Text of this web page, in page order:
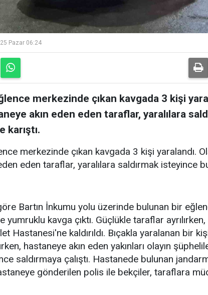
Pazar 06:24
merkezinde çıkan kavgada 3 kişi
akın eden eden taraflar, yaralılara
karıştı.
merkezinde çıkan kavgada 3 kişi yaralandı.
eden taraflar, yaralılara saldırmak isteyince
Bartın İnkumu yolu üzerinde bulunan bir
yumruklu kavga çıktı. Güçlükle taraflar
Hastanesi'ne kaldırıldı. Bıçakla yaralanan bir
hastaneye akın eden yakınları olayın
saldırmaya çalıştı. Hastanede bulunan
gönderilen polis ile bekçiler, taraflara